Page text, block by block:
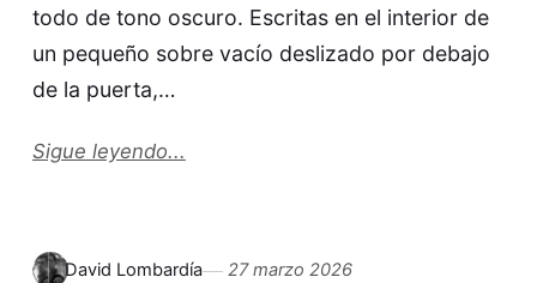
todo de tono oscuro. Escritas en el interior de
un pequeño sobre vacío deslizado por debajo
de la puerta,…
Sigue leyendo...
David Lombardía 27 marzo 2026